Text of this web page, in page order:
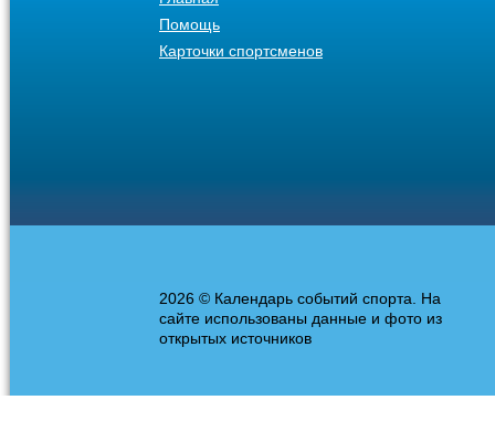
Помощь
Карточки спортсменов
2026 © Календарь событий спорта. На
сайте использованы данные и фото из
открытых источников